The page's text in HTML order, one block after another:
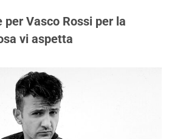
per Vasco Rossi per la
vi aspetta